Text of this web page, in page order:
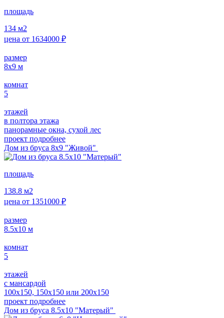
площадь
134 м2
цена от 1634000 ₽
размер
8х9 м
комнат
5
этажей
в полтора этажа
панорамные окна, сухой лес
проект подробнее
Дом из бруса 8х9 "Живой"
площадь
138.8 м2
цена от 1351000 ₽
размер
8.5х10 м
комнат
5
этажей
с мансардой
100х150, 150х150 или 200х150
проект подробнее
Дом из бруса 8.5х10 "Матерый"